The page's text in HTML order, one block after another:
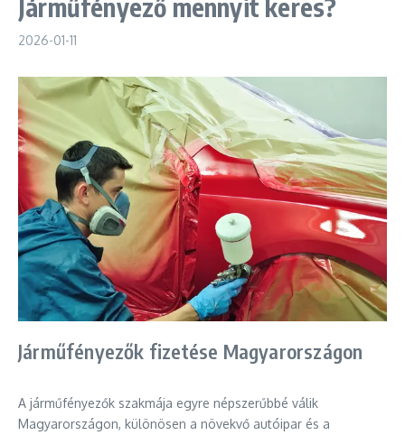
Járműfényező mennyit keres?
2026-01-11
Járműfényezők fizetése Magyarországon
A járműfényezők szakmája egyre népszerűbbé válik
Magyarországon, különösen a növekvő autóipar és a